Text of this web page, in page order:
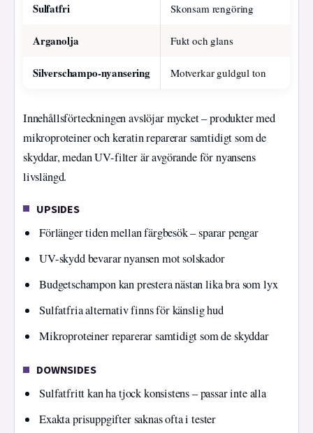
Sulfatfri Skonsam rengöring
Arganolja Fukt och glans
Silverschampo-nyansering Motverkar guldgul ton
Innehållsförteckningen avslöjar mycket – produkter med
mikroproteiner och keratin reparerar samtidigt som de
skyddar, medan UV-filter är avgörande för nyansens
livslängd.
UPSIDES
Förlänger tiden mellan färgbesök – sparar pengar
UV-skydd bevarar nyansen mot solskador
Budgetschampon kan prestera nästan lika bra som lyx
Sulfatfria alternativ finns för känslig hud
Mikroproteiner reparerar samtidigt som de skyddar
DOWNSIDES
Sulfatfritt kan ha tjock konsistens – passar inte alla
Exakta prisuppgifter saknas ofta i tester